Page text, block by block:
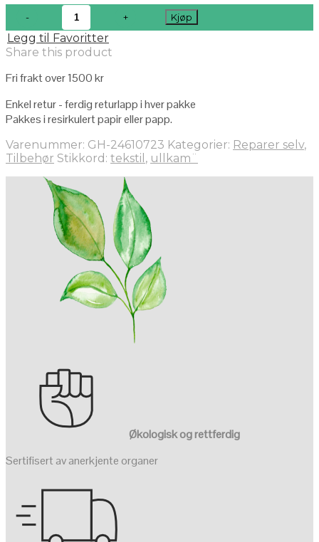
Kjøp
Legg til Favoritter
Share this product
Fri frakt over 1500 kr
Enkel retur - ferdig returlapp i hver pakke
Pakkes i resirkulert papir eller papp.
Varenummer: GH-24610723 Kategorier: Reparer selv,
Tilbehør Stikkord: tekstil , ullkam¨
Økologisk og rettferdig
Sertifisert av anerkjente organer